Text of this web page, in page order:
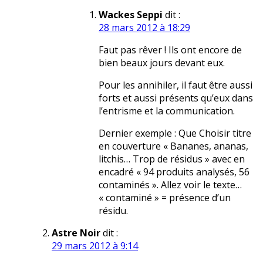
Wackes Seppi dit :
28 mars 2012 à 18:29
Faut pas rêver ! Ils ont encore de
bien beaux jours devant eux.
Pour les annihiler, il faut être aussi
forts et aussi présents qu’eux dans
l’entrisme et la communication.
Dernier exemple : Que Choisir titre
en couverture « Bananes, ananas,
litchis… Trop de résidus » avec en
encadré « 94 produits analysés, 56
contaminés ». Allez voir le texte…
« contaminé » = présence d’un
résidu.
Astre Noirdit :
29 mars 2012 à 9:14